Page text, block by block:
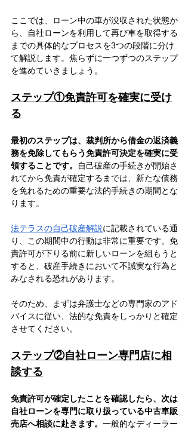
ここでは、ローン中の車が没収された状態か
ら、自社ローンを利用して再び車を取得する
までの具体的なプロセスを3つの段階に分け
て解説します。焦らずに一つずつのステップ
を進めていきましょう。
ステップ①免責許可を確実に受け
る
最初のステップは、裁判所から借金の返済義
務を免除してもらう免責許可決定を確実に受
領することです。
自己破産の手続きが開始さ
れてから免責が確定するまでは、新たな債務
を免れるための重要な法的手続きの期間とな
ります。
法テラスの自己破産解説に記載されている通
り、この期間中の行動は非常に重要です。免
責許可が下りる前に新しいローンを組もうと
すると、破産手続きにおいて不誠実な行為と
みなされる恐れがあります。
そのため、まずは弁護士などの専門家のアド
バイスに従い、法的な免責をしっかりと確定
させてください。
ステップ②自社ローン専門店に相
談する
免責許可が確定したことを確認したら、次は
自社ローンを専門に取り扱っている中古車販
売店へ相談に赴きます。 一般的なディーラー